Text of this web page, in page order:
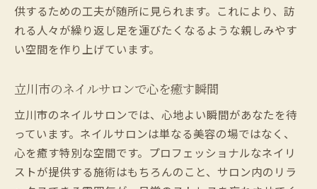
供するための工夫が随所に見られます。これにより、訪
れる人々が繰り返し足を運びたくなるような親しみやす
い空間を作り上げています。
立川市のネイルサロンで心を癒す瞬間
立川市のネイルサロンでは、心地よい瞬間があなたを待
っています。ネイルサロンは単なる美容の場ではなく、
心を癒す特別な空間です。プロフェッショナルなネイリ
ストが提供する施術はもちろんのこと、サロン内のリラ